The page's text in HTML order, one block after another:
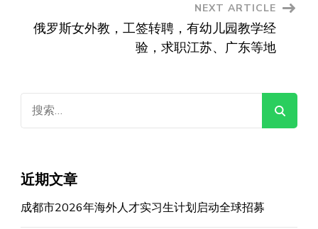
NEXT ARTICLE
俄罗斯女外教，工签转聘，有幼儿园教学经
验，求职江苏、广东等地
索：
近期文章
成都市2026年海外人才实习生计划启动全球招募